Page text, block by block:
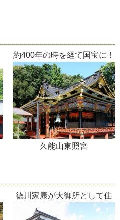
約400年の時を経て国宝に！
久能山東照宮
徳川家康が大御所として住
んだ地